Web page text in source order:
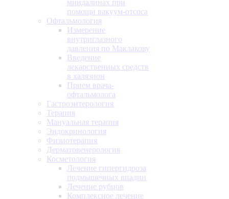
миндалинах при
помощи вакуум-отсоса
Офтальмология
Измерение
внутриглазного
давления по Маклакову
Введение
лекарственных средств
в халязион
Прием врача-
офтальмолога
Гастроэнтерология
Терапия
Мануальная терапия
Эндокринология
Физиотерапия
Дерматовенерология
Косметология
Лечение гипергидроза
подмышечных впадин
Лечение рубцов
Комплексное лечение